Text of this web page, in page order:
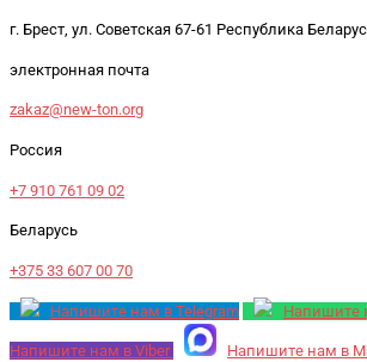
г. Брест, ул. Советская 67-61 Республика
электронная почта
zakaz@new-ton.org
Россия
+7 910 761 09 02
Беларусь
+375 33 607 00 70
Напишите нам в Telegram Напишите
Напишите нам в Viber
Напишите нам в